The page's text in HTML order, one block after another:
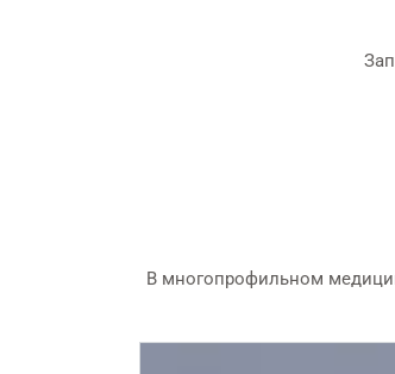
В многопрофильном